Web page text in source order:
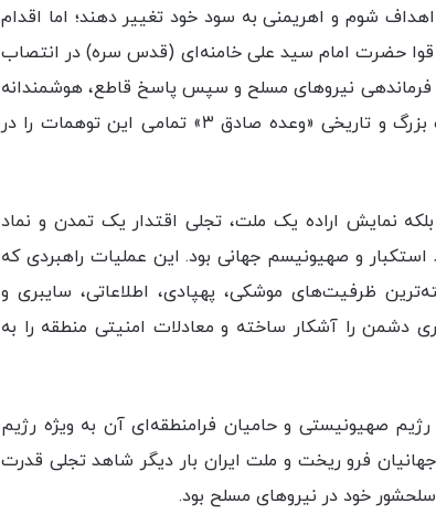
شوم و اهریمنی به سود خود تغییر دهند؛ اما اقدام
قوا حضرت امام سید علی خامنه‌ای (قدس سره) در انتصاب
فرماندهی نیروهای مسلح و سپس پاسخ قاطع، هوشمندانه
و کوبنده جمهوری اسلامی ایران در قالب عملیات بزرگ و تاریخی «وعده صادق ۳» تمامی این توهمات را در
نبود، بلکه نمایش اراده یک ملت، تجلی اقتدار یک تمدن و نماد
و صهیونیسم جهانی بود. این عملیات راهبردی که
ظرفیت‌های موشکی، پهپادی، اطلاعاتی، سایبری و
دشمن را آشکار ساخته و معادلات امنیتی منطقه را به
صهیونیستی و حامیان فرامنطقه‌ای آن به ویژه رژیم
جهانیان فرو ریخت و ملت ایران بار دیگر شاهد تجلی قدرت
خود در نیروهای مسلح بود.